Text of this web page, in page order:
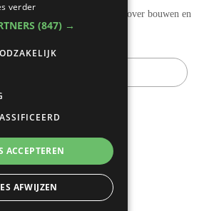
updates vol nuttige tips over bouwen en
verbouwen.
verder
(847) →
ACCEPTEREN
AFWIJZEN